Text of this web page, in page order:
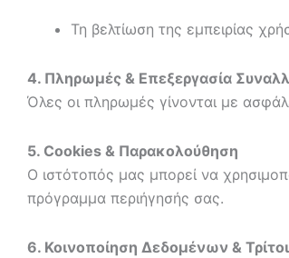
Τη βελτίωση της εμπειρίας
4. Πληρωμές & Επεξεργασία
Όλες οι πληρωμές γίνονται με
5. Cookies & Παρακολούθηση
Ο ιστότοπός μας μπορεί να
πρόγραμμα περιήγησής σας.
6. Κοινοποίηση Δεδομένων &